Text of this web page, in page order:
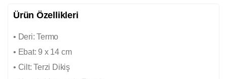
Ürün Özellikleri
• Deri: Termo
• Ebat: 9 x 14 cm
• Cilt: Terzi Dikiş